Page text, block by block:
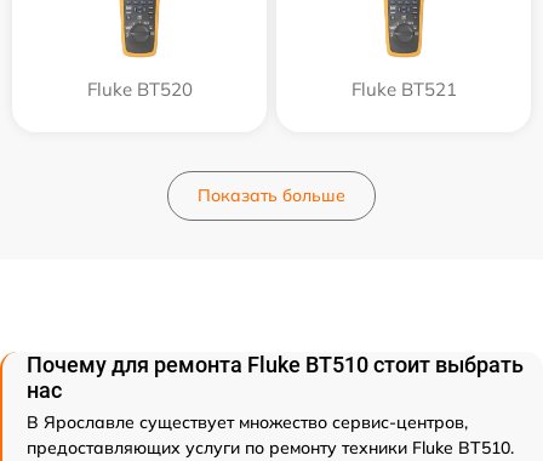
Fluke BT520 Fluke BT521
Показать больше
Почему для ремонта Fluke BT510 стоит выбрать
нас
В Ярославле существует множество сервис-центров,
предоставляющих услуги по ремонту техники Fluke BT510.